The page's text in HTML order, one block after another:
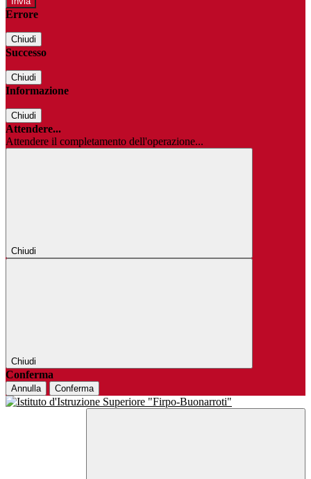
Errore
Chiudi
Successo
Chiudi
Informazione
Chiudi
Attendere...
Attendere il completamento dell'operazione...
Chiudi
Chiudi
Conferma
Annulla Conferma